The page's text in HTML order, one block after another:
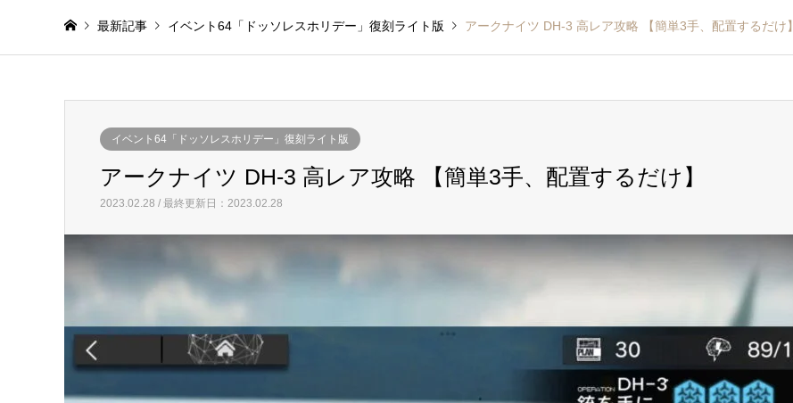
最新記事 イベント64「ドッソレスホリデー」復刻ライト版 アークナイツ DH-3 高レア攻略 【簡単3手、配置するだけ】
イベント64「ドッソレスホリデー」復刻ライト版
アークナイツ DH-3 高レア攻略 【簡単3手、配置するだけ】
2023.02.28 / 最終更新日：2023.02.28